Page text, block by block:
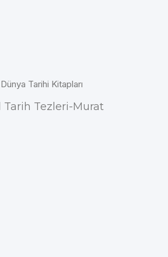
Dünya Tarihi Kitapları
Tarih Tezleri-Murat